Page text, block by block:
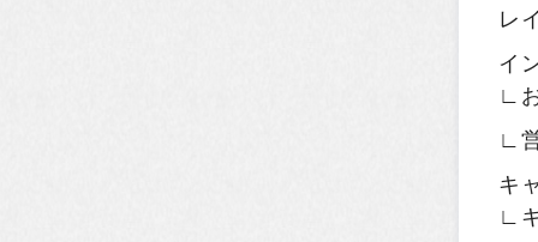
レ
イ
∟
∟
キ
∟